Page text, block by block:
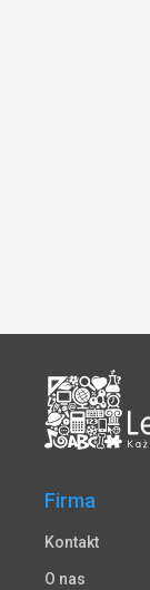
Firma
Kontakt
O nas